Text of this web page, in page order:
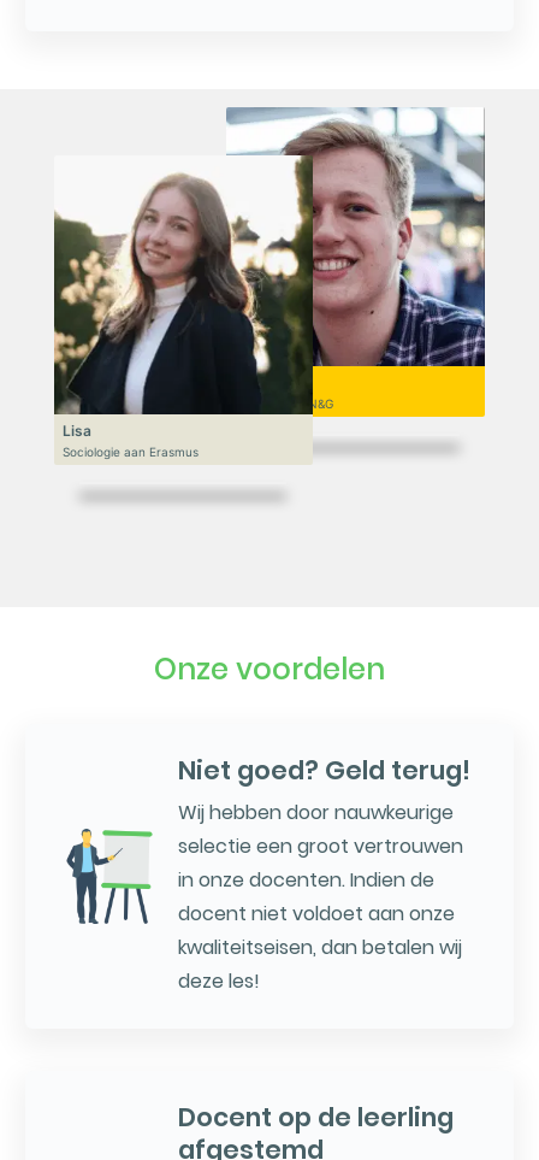
Niek
VWO 6, N&T/N&G
Lisa
Sociologie aan Erasmus
Onze voordelen
Niet goed? Geld terug!
Wij hebben door nauwkeurige
selectie een groot vertrouwen
in onze docenten. Indien de
docent niet voldoet aan onze
kwaliteitseisen, dan betalen wij
deze les!
Docent op de leerling
afgestemd